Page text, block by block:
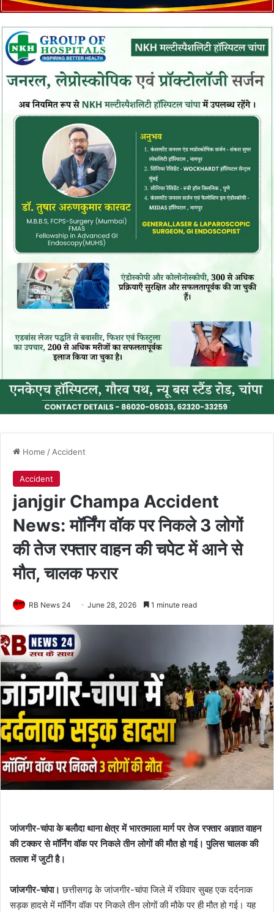
Home /Accident
Accident
janjgir Champa Accident
News: मॉर्निंग वॉक पर निकले 3 लोगों
की तेज रफ्तार वाहन की चपेट में आने से
मौत, चालक फरार
RB News 24 June 28, 2026 1 minute read
जांजगीर-चांपा के बलौदा थाना क्षेत्र में भारतमाला मार्ग पर तेज रफ्तार अज्ञात वाहन
की टक्कर से मॉर्निंग वॉक पर निकले तीन लोगों की मौत हो गई। पुलिस चालक की
तलाश में जुटी है।
जांजगीर-चांपा। छत्तीसगढ़ के जांजगीर-चांपा जिले में रविवार सुबह एक दर्दनाक
सड़क हादसे में मॉर्निंग वॉक पर निकले तीन लोगों की मौके पर ही मौत हो गई। यह